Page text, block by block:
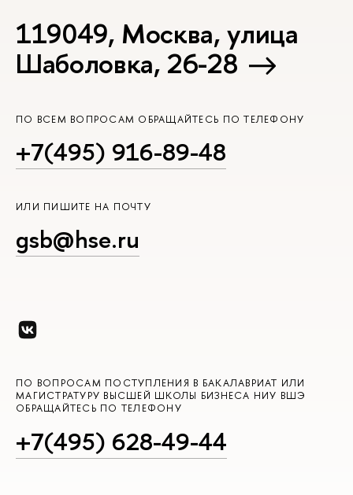
119049, Москва, улица
Шаболовка, 26-28
ПО ВСЕМ ВОПРОСАМ ОБРАЩАЙТЕСЬ ПО ТЕЛЕФОНУ
+7(495) 916-89-48
ИЛИ ПИШИТЕ НА ПОЧТУ
gsb@hse.ru
ПО ВОПРОСАМ ПОСТУПЛЕНИЯ В БАКАЛАВРИАТ ИЛИ
МАГИСТРАТУРУ ВЫСШЕЙ ШКОЛЫ БИЗНЕСА НИУ ВШЭ
ОБРАЩАЙТЕСЬ ПО ТЕЛЕФОНУ
+7(495) 628-49-44